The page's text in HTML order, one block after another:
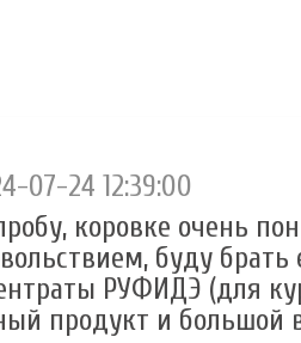
07-24 12:39:00
коровке очень
буду
РУФИДЭ (для
продукт и большой